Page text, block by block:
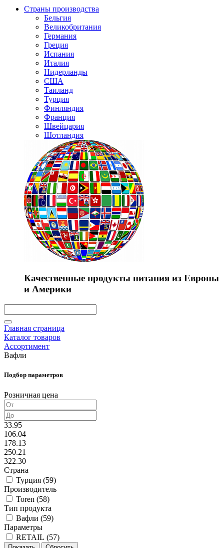
Страны производства
Бельгия
Великобритания
Германия
Греция
Испания
Италия
Нидерланды
США
Таиланд
Турция
Финляндия
Франция
Швейцария
Шотландия
Качественные продукты питания из Европы
и Америки
Главная страница
Каталог товаров
Ассортимент
Вафли
Подбор параметров
Розничная цена
33.95
106.04
178.13
250.21
322.30
Страна
Турция (59)
Производитель
Toren (58)
Тип продукта
Вафли (59)
Параметры
RETAIL (57)